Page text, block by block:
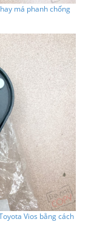
má phanh chống
Vios bằng cách